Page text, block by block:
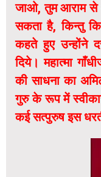
जाओ, तुम आराम से
सकता है, किन्तु
कहते हुए
दिये। महात्मा
की साधना का
गुरु के रूप में
कई सत्पुरुष इस